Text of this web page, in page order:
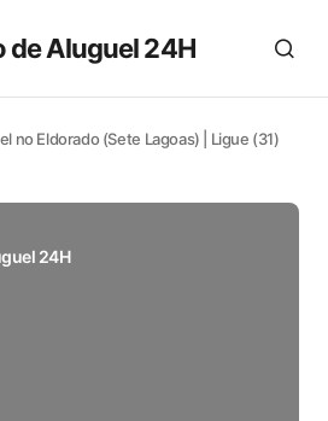
de Aluguel 24H
no Eldorado (Sete Lagoas) | Ligue (31)
24H